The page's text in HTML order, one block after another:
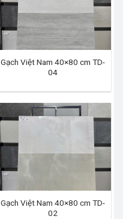
Gạch Việt Nam 40×80 cm TD-
04
Gạch Việt Nam 40×80 cm TD-
02